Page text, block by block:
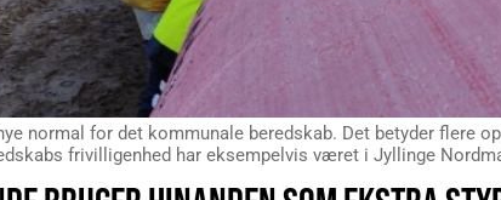
normal for det kommunale beredskab. Det betyder flere
frivilligenhed har eksempelvis været i Jyllinge